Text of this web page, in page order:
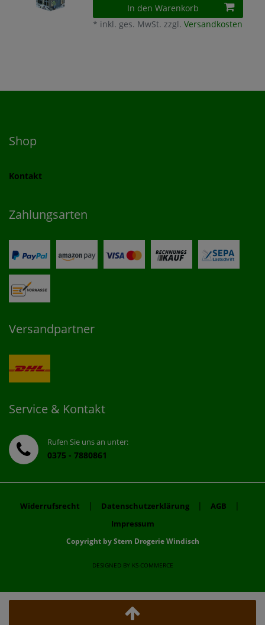
In den Warenkorb
* inkl. ges. MwSt. zzgl.Versandkosten
Shop
Kontakt
Zahlungsarten
Versandpartner
Service & Kontakt
Rufen Sie uns an unter:
0375 - 7880861
Widerrufsrecht | Datenschutzerklärung | AGB |
Impressum
Copyright by Stern Drogerie Windisch
DESIGNED BY KS-COMMERCE